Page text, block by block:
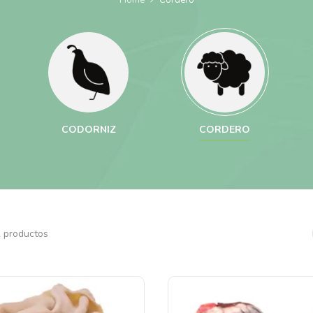
CODORNIZ CORDERO
productos